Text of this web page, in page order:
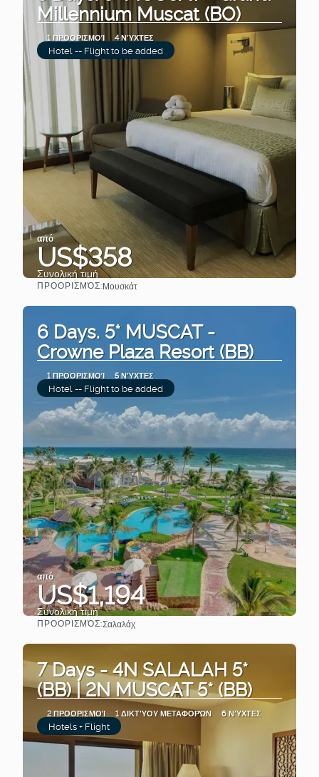
Millennium Muscat (BO)
1 ΠΡΟΟΡΙΣΜΟΊ 4 ΝΎΧΤΕΣ
Hotel -- Flight to be added
από
US$358
Συνολική τιμή
ΠΡΟΟΡΙΣΜΌΣ:Μουσκάτ
6 Days. 5* MUSCAT -
Crowne Plaza Resort (BB)
1 ΠΡΟΟΡΙΣΜΟΊ 5 ΝΎΧΤΕΣ
Hotel -- Flight to be added
από
US$1,194
Συνολική τιμή
ΠΡΟΟΡΙΣΜΌΣ:Σαλαλάχ
7 Days - 4N SALALAH 5*
(BB) | 2N MUSCAT 5* (BB)
2 ΠΡΟΟΡΙΣΜΟΊ 1 ΔΙΚΤΎΟΥ ΜΕΤΑΦΟΡΏΝ 6 ΝΎΧΤΕΣ
Hotels + Flight